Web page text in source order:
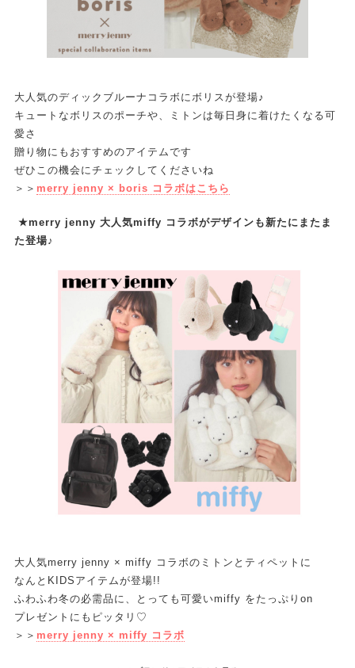
大人気のディックブルーナコラボにボリスが登場♪
キュートなボリスのポーチや、ミトンは毎日身に着けたくなる可
愛さ
贈り物にもおすすめのアイテムです
ぜひこの機会にチェックしてくださいね
＞＞ merry jenny × boris コラボはこちら
★merry jenny 大人気miffy コラボがデザインも新たにまたま
た登場♪
大人気merry jenny × miffy コラボのミトンとティペットに
なんとKIDSアイテムが登場!!
ふわふわ冬の必需品に、とっても可愛いmiffy をたっぷりon
プレゼントにもピッタリ♡
＞＞ merry jenny × miffy コラボ